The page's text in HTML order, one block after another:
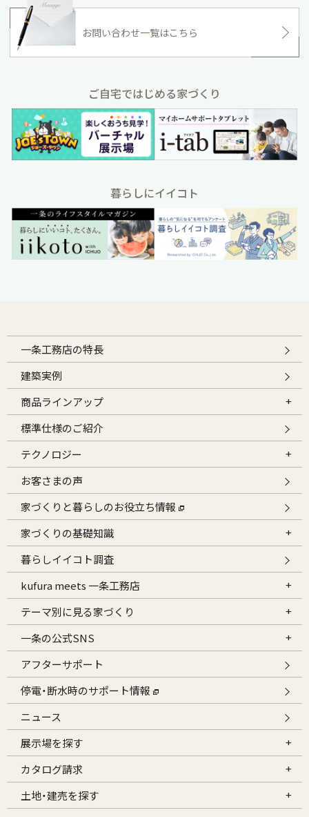
お問い合わせ一覧はこちら
ご自宅ではじめる家づくり
暮らしにイイコト
一条工務店の特長
建築実例
商品ラインアップ
標準仕様のご紹介
テクノロジー
お客さまの声
家づくりと暮らしのお役立ち情報
家づくりの基礎知識
暮らしイイコト調査
kufura meets 一条工務店
テーマ別に見る家づくり
一条の公式SNS
アフターサポート
停電・断水時のサポート情報
ニュース
展示場を探す
カタログ請求
土地・建売を探す